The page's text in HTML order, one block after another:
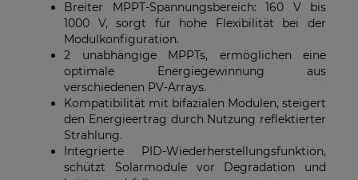
Breiter MPPT-Spannungsbereich: 160 V bis
1000 V, sorgt für hohe Flexibilität bei der
Modulkonfiguration.
2 unabhängige MPPTs, ermöglichen eine
optimale Energiegewinnung aus
verschiedenen PV-Arrays.
Kompatibilität mit bifazialen Modulen, steigert
den Energieertrag durch Nutzung reflektierter
Strahlung.
Integrierte PID-Wiederherstellungsfunktion,
schützt Solarmodule vor Degradation und